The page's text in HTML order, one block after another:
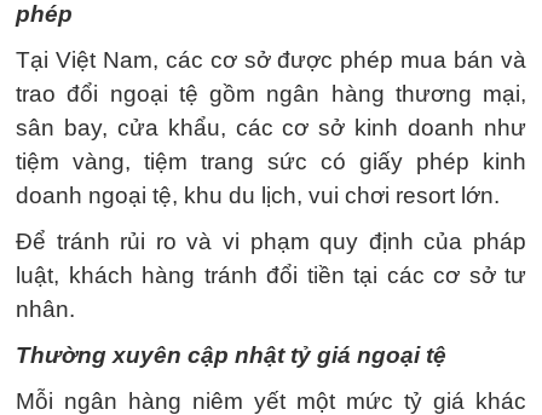
phép
Tại Việt Nam, các cơ sở được phép mua bán và
trao đổi ngoại tệ gồm ngân hàng thương mại,
sân bay, cửa khẩu, các cơ sở kinh doanh như
tiệm vàng, tiệm trang sức có giấy phép kinh
doanh ngoại tệ, khu du lịch, vui chơi resort lớn.
Để tránh rủi ro và vi phạm quy định của pháp
luật, khách hàng tránh đổi tiền tại các cơ sở tư
nhân.
Thường xuyên cập nhật tỷ giá ngoại tệ
Mỗi ngân hàng niêm yết một mức tỷ giá khác